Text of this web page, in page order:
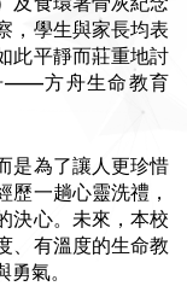
，學生與家長均表
此平靜而莊重地討
——方舟生命教育
是為了讓人更珍惜
歷一趟心靈洗禮，
決心。未來，本校
、有溫度的生命教
氣。